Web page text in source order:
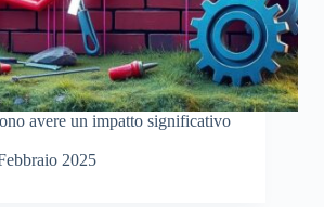
avere un impatto significativo
2025